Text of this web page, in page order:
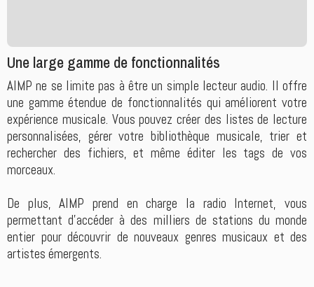
Une large gamme de fonctionnalités
AIMP ne se limite pas à être un simple lecteur audio. Il offre
une gamme étendue de fonctionnalités qui améliorent votre
expérience musicale. Vous pouvez créer des listes de lecture
personnalisées, gérer votre bibliothèque musicale, trier et
rechercher des fichiers, et même éditer les tags de vos
morceaux.
De plus, AIMP prend en charge la radio Internet, vous
permettant d'accéder à des milliers de stations du monde
entier pour découvrir de nouveaux genres musicaux et des
artistes émergents.